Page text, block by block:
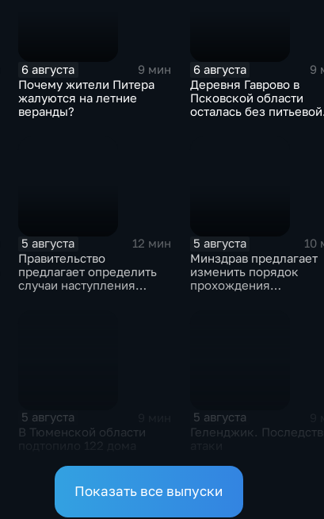
6 августа
9 мин
Почему жители Питера
жалуются на летние
веранды?
6 августа
9
Деревня Гаврово в
Псковской области
осталась без питьевой
5 августа
12 мин
Правительство
предлагает определить
случаи наступления
5 августа
10
Минздрав предлагает
изменить порядок
прохождения
5 августа
В Тюменской области
5 августа
Геленджик.
Показать все выпуски